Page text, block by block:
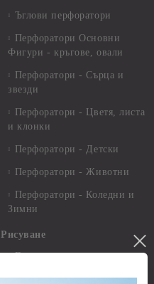
Ъглови перфоратори
Перфоратори Основни
Фигури - кръгове, овали
Перфоратори - Сърца и
звезди
Перфоратори - Цветя, листа
и клонки
Перфоратори - Детски
Перфоратори - Животни
Перфоратори - Коледни и
Зимни
Рисуване
Грунд и почистващи